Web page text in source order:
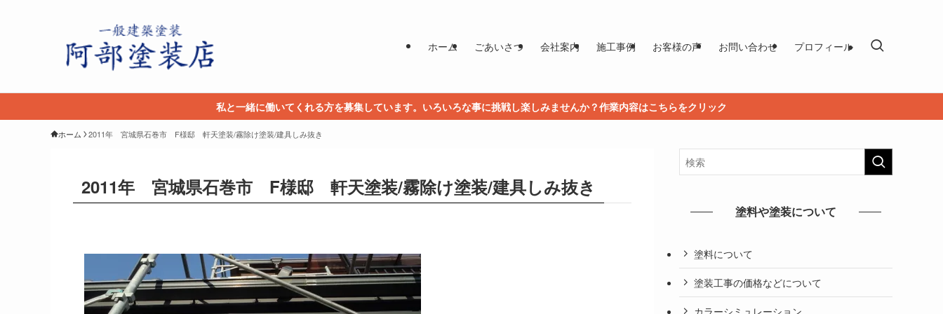
ホーム ごあいさつ 会社案内 施工事例 お客様の声 お問い合わせ プロフィール
私と一緒に働いてくれる方を募集しています。いろいろな事に挑戦し楽しみませんか？作業内容はこちらをクリック
ホーム 2011年 宮城県石巻市 F様邸 軒天塗装/霧除け塗装/建具しみ抜き
2011年 宮城県石巻市 F様邸 軒天塗装/霧除け塗装/建具しみ抜き
塗料や塗装について
塗料について
塗装工事の価格などについて
カラーシミュレーション